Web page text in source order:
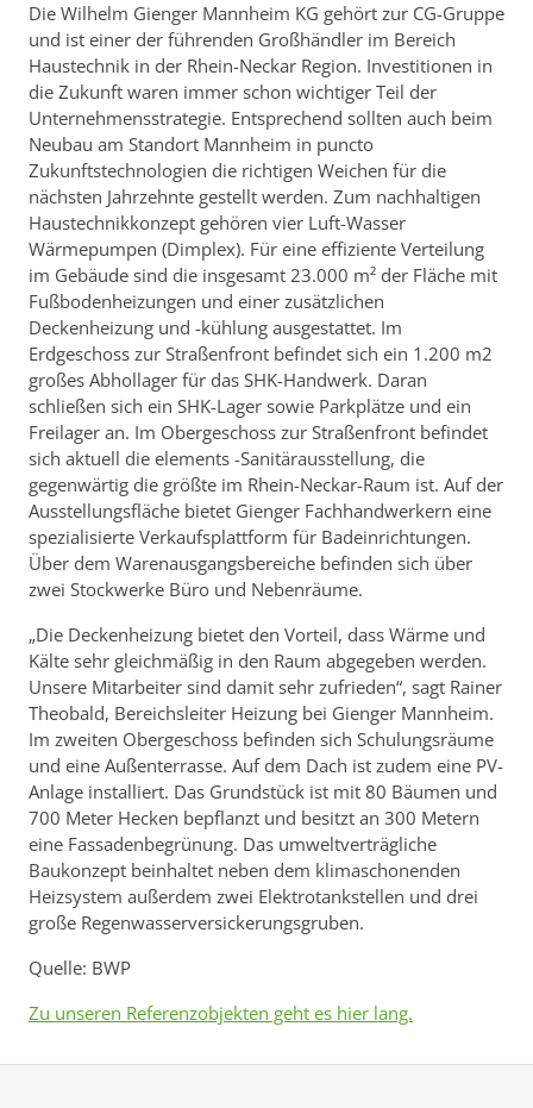
Die Wilhelm Gienger Mannheim KG gehört zur CG-Gruppe
und ist einer der führenden Großhändler im Bereich
Haustechnik in der Rhein-Neckar Region. Investitionen in
die Zukunft waren immer schon wichtiger Teil der
Unternehmensstrategie. Entsprechend sollten auch beim
Neubau am Standort Mannheim in puncto
Zukunftstechnologien die richtigen Weichen für die
nächsten Jahrzehnte gestellt werden. Zum nachhaltigen
Haustechnikkonzept gehören vier Luft-Wasser
Wärmepumpen (Dimplex). Für eine effiziente Verteilung
im Gebäude sind die insgesamt 23.000 m² der Fläche mit
Fußbodenheizungen und einer zusätzlichen
Deckenheizung und -kühlung ausgestattet. Im
Erdgeschoss zur Straßenfront befindet sich ein 1.200 m2
großes Abhollager für das SHK-Handwerk. Daran
schließen sich ein SHK-Lager sowie Parkplätze und ein
Freilager an. Im Obergeschoss zur Straßenfront befindet
sich aktuell die elements -Sanitärausstellung, die
gegenwärtig die größte im Rhein-Neckar-Raum ist. Auf der
Ausstellungsfläche bietet Gienger Fachhandwerkern eine
spezialisierte Verkaufsplattform für Badeinrichtungen.
Über dem Warenausgangsbereiche befinden sich über
zwei Stockwerke Büro und Nebenräume.
„Die Deckenheizung bietet den Vorteil, dass Wärme und
Kälte sehr gleichmäßig in den Raum abgegeben werden.
Unsere Mitarbeiter sind damit sehr zufrieden“, sagt Rainer
Theobald, Bereichsleiter Heizung bei Gienger Mannheim.
Im zweiten Obergeschoss befinden sich Schulungsräume
und eine Außenterrasse. Auf dem Dach ist zudem eine PV-
Anlage installiert. Das Grundstück ist mit 80 Bäumen und
700 Meter Hecken bepflanzt und besitzt an 300 Metern
eine Fassadenbegrünung. Das umweltverträgliche
Baukonzept beinhaltet neben dem klimaschonenden
Heizsystem außerdem zwei Elektrotankstellen und drei
große Regenwasserversickerungsgruben.
Quelle: BWP
Zu unseren Referenzobjekten geht es hier lang.